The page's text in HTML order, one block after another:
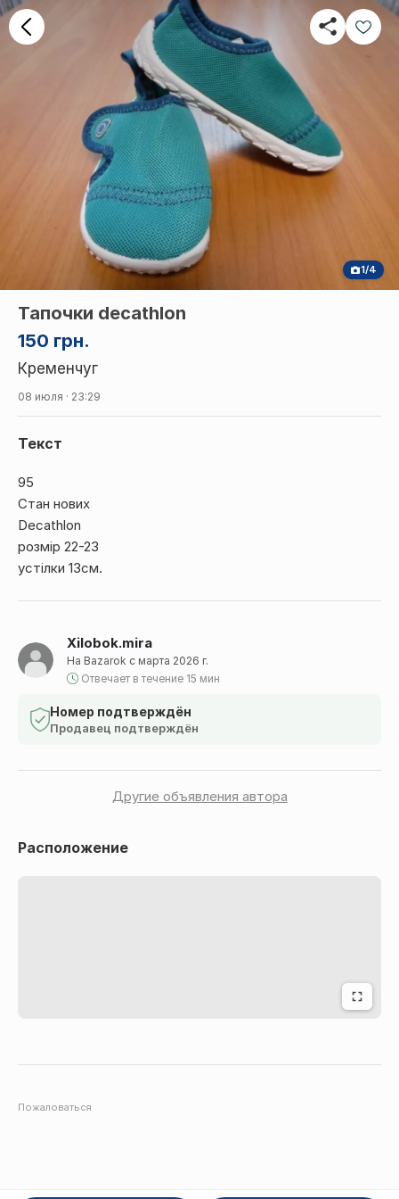
1/4
150 грн.
Тапочки decathlon
Кременчуг
08 июля · 23:29
Xilobok.mira
На Bazarok с марта 2026 г.
Отвечает в течение 15 мин
Номер подтверждён
Продавец подтверждён
Другие объявления автора
Текст
95
Стан нових
Decathlon
розмір 22-23
устілки 13см.
Расположение
Пожаловаться